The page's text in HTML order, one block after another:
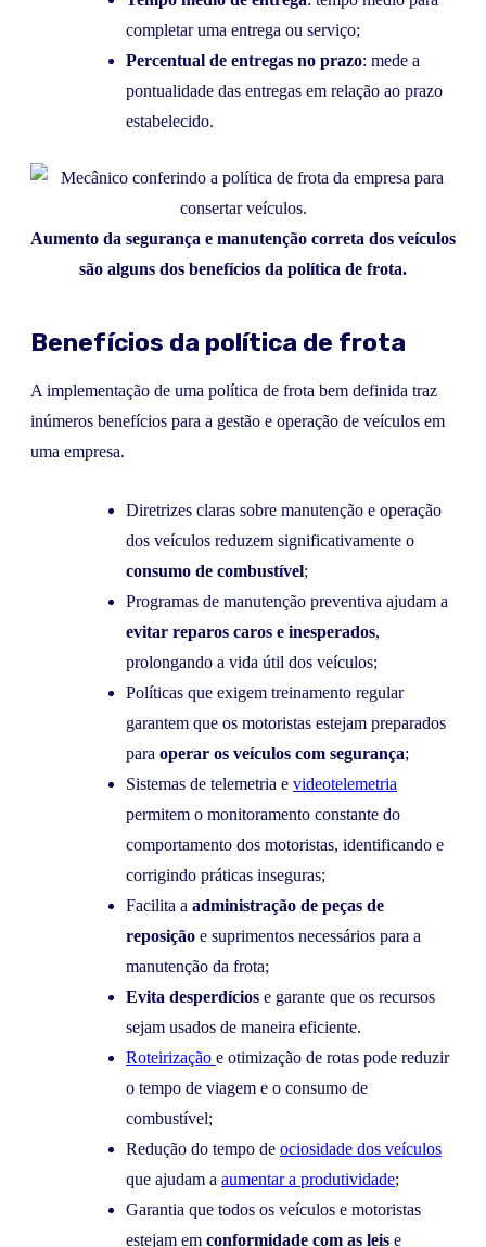
completar uma entrega ou serviço;
Percentual de entregas no prazo: mede a
pontualidade das entregas em relação ao prazo
estabelecido.
Aumento da segurança e manutenção correta dos veículos
são alguns dos benefícios da política de frota.
Benefícios da política de frota
A implementação de uma política de frota bem definida traz
inúmeros benefícios para a gestão e operação de veículos em
uma empresa.
Diretrizes claras sobre manutenção e operação
dos veículos reduzem significativamente o
consumo de combustível;
Programas de manutenção preventiva ajudam a
evitar reparos caros e inesperados,
prolongando a vida útil dos veículos;
Políticas que exigem treinamento regular
garantem que os motoristas estejam preparados
para operar os veículos com segurança;
Sistemas de telemetria e videotelemetria
permitem o monitoramento constante do
comportamento dos motoristas, identificando e
corrigindo práticas inseguras;
Facilita a administração de peças de
reposição e suprimentos necessários para a
manutenção da frota;
Evita desperdícios e garante que os recursos
sejam usados de maneira eficiente.
Roteirização e otimização de rotas pode reduzir
o tempo de viagem e o consumo de
combustível;
Redução do tempo de ociosidade dos veículos
que ajudam a aumentar a produtividade;
Garantia que todos os veículos e motoristas
estejam em conformidade com as leis e